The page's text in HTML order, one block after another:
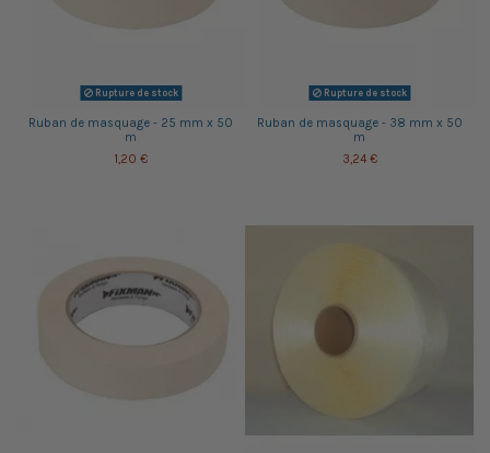
Rupture de stock
Ruban de masquage - 25 mm x 50
m
1,20 €
Rupture de stock
Ruban de masquage - 38 mm x 50
m
3,24 €